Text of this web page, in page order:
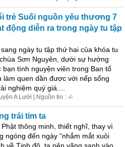
trẻ Suối nguồn yêu thương 7
động diễn ra trong ngày tu tập
ngày tu tập thứ hai của khóa tu
Sơn Nguyên, dưới sự hướng
tình nguyện viên trong Ban tổ
làm quen dần được với nếp sống
nghiệm quý giá....
A Lưới | Nguồn tin : -/-
trái tim ta
thông minh, thiết nghĩ, thay vì
ngóng đến ngày “nhắm mắt xuôi